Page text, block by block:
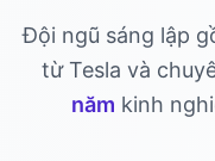
Đội ngũ sáng lập
từ Tesla và
năm kinh